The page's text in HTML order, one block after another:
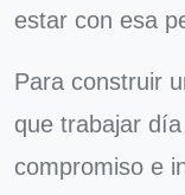
estar con esa
Para construir
que trabajar
compromiso e